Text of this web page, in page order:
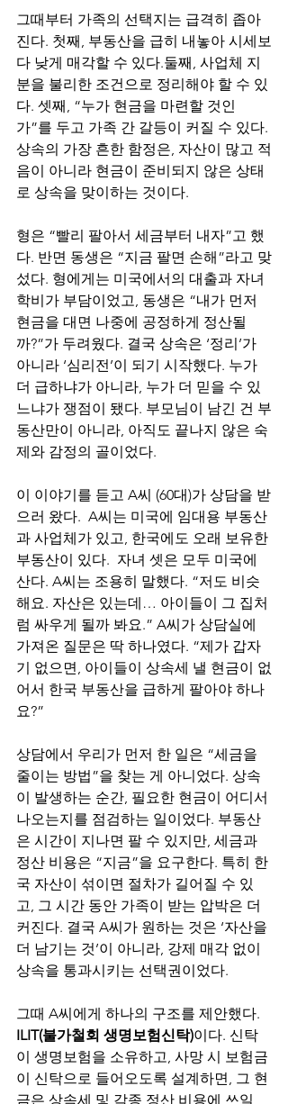
그때부터 가족의 선택지는 급격히 좁아
진다. 첫째, 부동산을 급히 내놓아 시세보
다 낮게 매각할 수 있다.둘째, 사업체 지
분을 불리한 조건으로 정리해야 할 수 있
다. 셋째, “누가 현금을 마련할 것인
가”를 두고 가족 간 갈등이 커질 수 있다.
상속의 가장 흔한 함정은, 자산이 많고 적
음이 아니라 현금이 준비되지 않은 상태
로 상속을 맞이하는 것이다.
형은 “빨리 팔아서 세금부터 내자”고 했
다. 반면 동생은 “지금 팔면 손해”라고 맞
섰다. 형에게는 미국에서의 대출과 자녀
학비가 부담이었고, 동생은 “내가 먼저
현금을 대면 나중에 공정하게 정산될
까?”가 두려웠다. 결국 상속은 ‘정리’가
아니라 ‘심리전’이 되기 시작했다. 누가
더 급하냐가 아니라, 누가 더 믿을 수 있
느냐가 쟁점이 됐다. 부모님이 남긴 건 부
동산만이 아니라, 아직도 끝나지 않은 숙
제와 감정의 골이었다.
이 이야기를 듣고 A씨 (60대)가 상담을 받
으러 왔다.  A씨는 미국에 임대용 부동산
과 사업체가 있고, 한국에도 오래 보유한
부동산이 있다.  자녀 셋은 모두 미국에
산다. A씨는 조용히 말했다. “저도 비슷
해요. 자산은 있는데… 아이들이 그 집처
럼 싸우게 될까 봐요.” A씨가 상담실에
가져온 질문은 딱 하나였다. “제가 갑자
기 없으면, 아이들이 상속세 낼 현금이 없
어서 한국 부동산을 급하게 팔아야 하나
요?”
상담에서 우리가 먼저 한 일은 “세금을
줄이는 방법”을 찾는 게 아니었다. 상속
이 발생하는 순간, 필요한 현금이 어디서
나오는지를 점검하는 일이었다. 부동산
은 시간이 지나면 팔 수 있지만, 세금과
정산 비용은 “지금”을 요구한다. 특히 한
국 자산이 섞이면 절차가 길어질 수 있
고, 그 시간 동안 가족이 받는 압박은 더
커진다. 결국 A씨가 원하는 것은 ‘자산을
더 남기는 것’이 아니라, 강제 매각 없이
상속을 통과시키는 선택권이었다.
그때 A씨에게 하나의 구조를 제안했다.
ILIT(불가철회 생명보험신탁)이다. 신탁
이 생명보험을 소유하고, 사망 시 보험금
이 신탁으로 들어오도록 설계하면, 그 현
금은 상속세 및 각종 정산 비용에 쓰일